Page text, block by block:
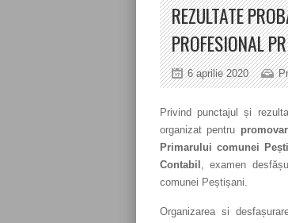
REZULTATE
PROFESIONAL
6 aprilie 2020
Privind punctajul și
organizat pentru
Primarului comunei
Contabil , examen
comunei Peștișani.
Organizarea si